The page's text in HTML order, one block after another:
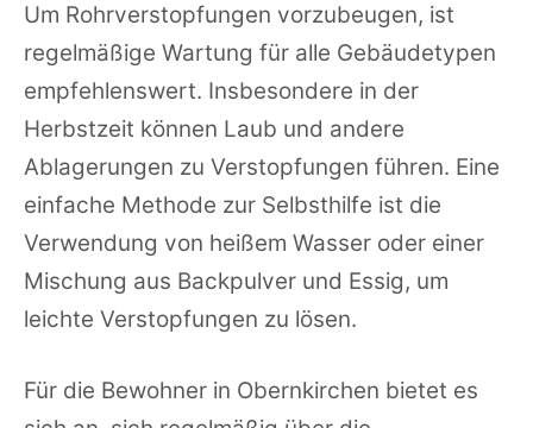
Um Rohrverstopfungen vorzubeugen, ist
regelmäßige Wartung für alle Gebäudetypen
empfehlenswert. Insbesondere in der
Herbstzeit können Laub und andere
Ablagerungen zu Verstopfungen führen. Eine
einfache Methode zur Selbsthilfe ist die
Verwendung von heißem Wasser oder einer
Mischung aus Backpulver und Essig, um
leichte Verstopfungen zu lösen.
Für die Bewohner in Obernkirchen bietet es